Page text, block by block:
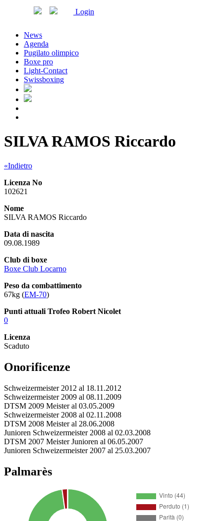
Login
News
Agenda
Pugilato olimpico
Boxe pro
Light-Contact
Swissboxing
SILVA RAMOS Riccardo
«Indietro
Licenza No
102621
Nome
SILVA RAMOS Riccardo
Data di nascita
09.08.1989
Club di boxe
Boxe Club Locarno
Peso da combattimento
67kg (EM-70)
Punti attuali Trofeo Robert Nicolet
0
Licenza
Scaduto
Onorificenze
Schweizermeister 2012 al 18.11.2012
Schweizermeister 2009 al 08.11.2009
DTSM 2009 Meister al 03.05.2009
Schweizermeister 2008 al 02.11.2008
DTSM 2008 Meister al 28.06.2008
Junioren Schweizermeister 2008 al 02.03.2008
DTSM 2007 Meister Junioren al 06.05.2007
Junioren Schweizermeister 2007 al 25.03.2007
Palmarès